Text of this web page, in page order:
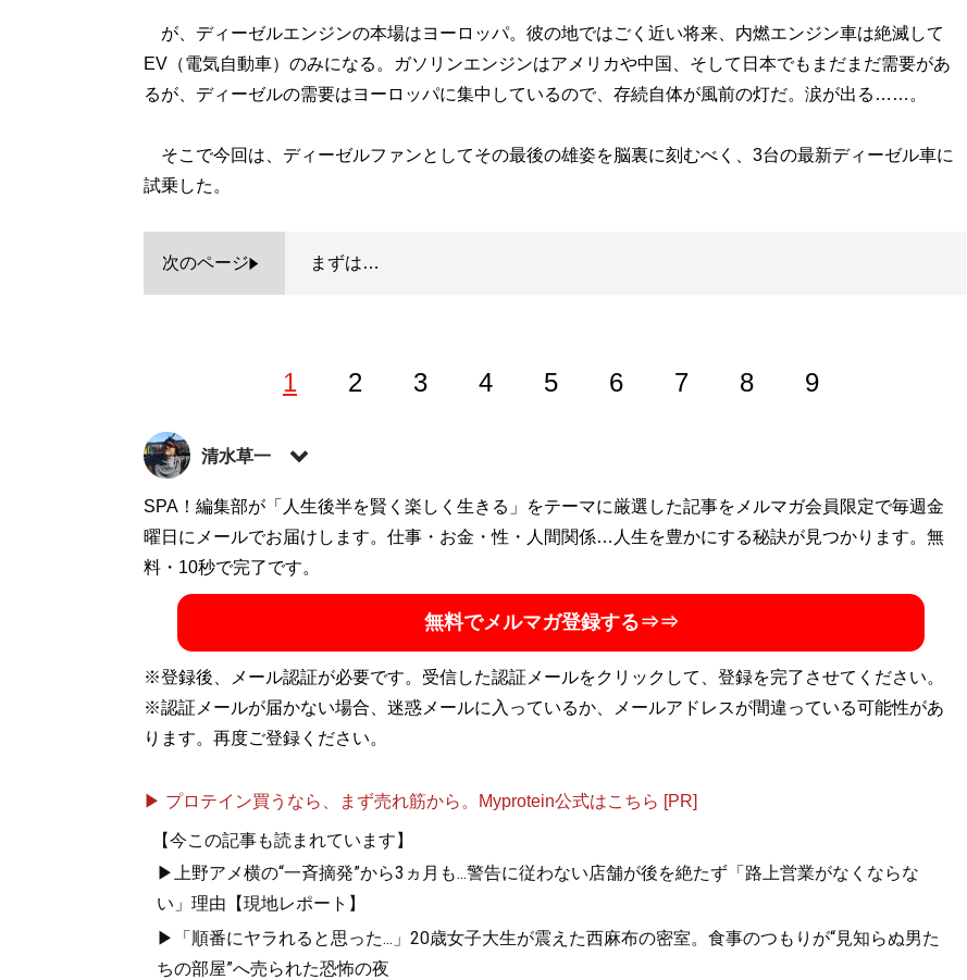
が、ディーゼルエンジンの本場はヨーロッパ。彼の地ではごく近い将来、内燃エンジン車は絶滅して
EV（電気自動車）のみになる。ガソリンエンジンはアメリカや中国、そして日本でもまだまだ需要があ
るが、ディーゼルの需要はヨーロッパに集中しているので、存続自体が風前の灯だ。涙が出る……。
そこで今回は、ディーゼルファンとしてその最後の雄姿を脳裏に刻むべく、3台の最新ディーゼル車に
試乗した。
次のページ まずは…
1 2 3 4 5 6 7 8 9
清水草一
1962年東京生まれ。慶大法卒。編集者を経てフリーライター。『そのフェラーリください!!』をはじめと
するお笑いフェラーリ文学のほか、『 首都高速の謎 』『高速道路の謎』などの著作で道路交通ジャーナ
リストとしても活動中
SPA！編集部が「人生後半を賢く楽しく生きる」をテーマに厳選した記事をメルマガ会員限定で毎週金
曜日にメールでお届けします。仕事・お金・性・人間関係…人生を豊かにする秘訣が見つかります。無
料・10秒で完了です。
無料でメルマガ登録する⇒⇒
※登録後、メール認証が必要です。受信した認証メールをクリックして、登録を完了させてください。
※認証メールが届かない場合、迷惑メールに入っているか、メールアドレスが間違っている可能性があ
ります。再度ご登録ください。
▶ プロテイン買うなら、まず売れ筋から。Myprotein公式はこちら [PR]
【今この記事も読まれています】
▶上野アメ横の“一斉摘発”から3ヵ月も...警告に従わない店舗が後を絶たず「路上営業がなくならな
い」理由【現地レポート】
▶「順番にヤラれると思った...」20歳女子大生が震えた西麻布の密室。食事のつもりが“見知らぬ男た
ちの部屋”へ売られた恐怖の夜